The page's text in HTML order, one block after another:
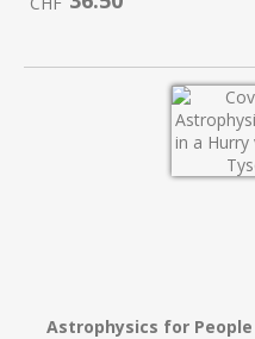
Astrophysics for